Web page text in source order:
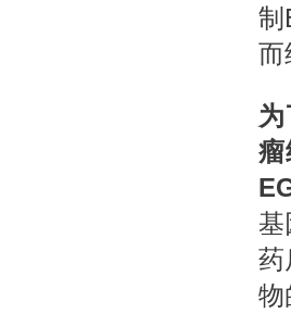
制
而
药
物